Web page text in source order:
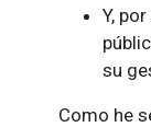
Y,
su
Como he